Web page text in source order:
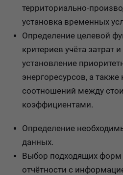
территориально-
установка временных
Определение целевой
критериев учёта затрат
установление
энергоресурсов, а
соотношений между
коэффициентами.
Определение
данных.
Выбор подходящих форм
отчётности с